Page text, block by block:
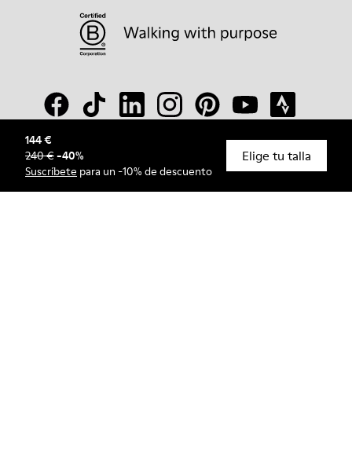
144 €
240 €-40%
Suscríbete para un -10% de descuento
Elige tu talla
© Camper, 2026